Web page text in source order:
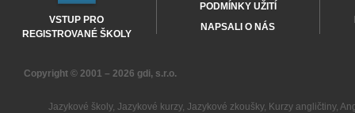
VSTUP PRO
REGISTROVANÉ ŠKOLY
PODMÍNKY UŽITÍ
NAPSALI O NÁS
Copyright © 2001 – 2026 gdi, s.r.o.
Jazykové školy, Jazykové kurzy, Jazykové zkoušky, Kurzy angličtiny,